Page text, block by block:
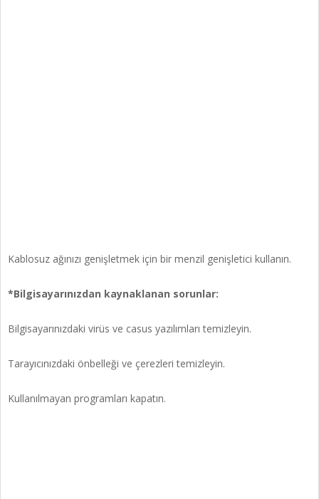
Kablosuz ağınızı genişletmek için bir menzil genişletici kullanın.
*Bilgisayarınızdan kaynaklanan sorunlar:
Bilgisayarınızdaki virüs ve casus yazılımları temizleyin.
Tarayıcınızdaki önbelleği ve çerezleri temizleyin.
Kullanılmayan programları kapatın.